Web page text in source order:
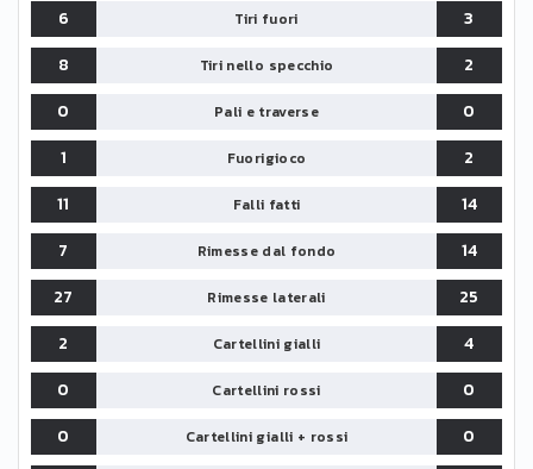
6 Tiri fuori
3
8
Tiri nello specchio
2
0
Pali e traverse
0
1
Fuorigioco
2
11
Falli fatti
14
7
Rimesse dal fondo
14
27
Rimesse laterali
25
2
Cartellini gialli
4
0
Cartellini rossi
0
0
Cartellini gialli + rossi
0